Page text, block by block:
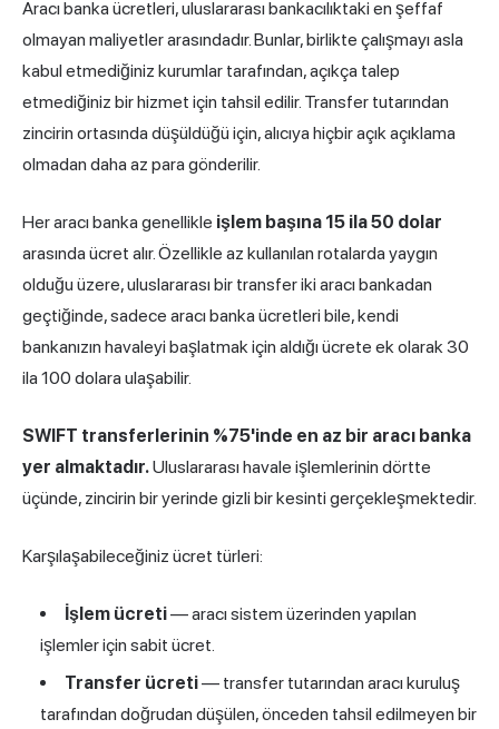
Aracı banka ücretleri, uluslararası bankacılıktaki en şeffaf
olmayan maliyetler arasındadır. Bunlar, birlikte çalışmayı asla
kabul etmediğiniz kurumlar tarafından, açıkça talep
etmediğiniz bir hizmet için tahsil edilir. Transfer tutarından
zincirin ortasında düşüldüğü için, alıcıya hiçbir açık açıklama
olmadan daha az para gönderilir.
Her aracı banka genellikle işlem başına 15 ila 50 dolar
arasında ücret alır. Özellikle az kullanılan rotalarda yaygın
olduğu üzere, uluslararası bir transfer iki aracı bankadan
geçtiğinde, sadece aracı banka ücretleri bile, kendi
bankanızın havaleyi başlatmak için aldığı ücrete ek olarak 30
ila 100 dolara ulaşabilir.
SWIFT transferlerinin %75'inde en az bir aracı banka
yer almaktadır.Uluslararası havale işlemlerinin dörtte
üçünde, zincirin bir yerinde gizli bir kesinti gerçekleşmektedir.
Karşılaşabileceğiniz ücret türleri:
İşlem ücreti— aracı sistem üzerinden yapılan
işlemler için sabit ücret.
Transfer ücreti— transfer tutarından aracı kuruluş
tarafından doğrudan düşülen, önceden tahsil edilmeyen bir